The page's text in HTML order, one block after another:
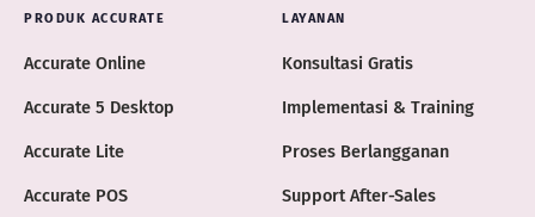
PRODUK ACCURATE
Accurate Online
Accurate 5 Desktop
Accurate Lite
Accurate POS
LAYANAN
Konsultasi Gratis
Implementasi & Training
Proses Berlangganan
Support After-Sales